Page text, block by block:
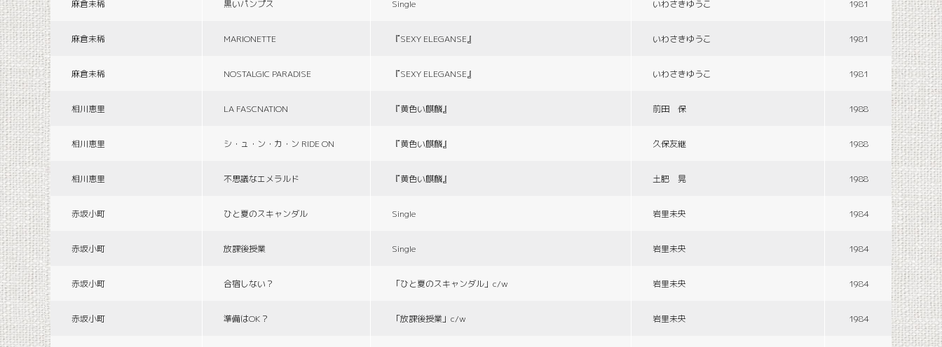
麻倉未稀 黒いパンプス Single いわさきゆうこ 1981
麻倉未稀 MARIONETTE 『SEXY ELEGANSE』 いわさきゆうこ 1981
麻倉未稀 NOSTALGIC PARADISE 『SEXY ELEGANSE』 いわさきゆうこ 1981
相川恵里 LA FASCNATION 『黄色い麒麟』 前田 保 1988
相川恵里 シ・ュ・ン・カ・ン RIDE ON 『黄色い麒麟』 久保友継 1988
相川恵里 不思議なエメラルド 『黄色い麒麟』 土肥 晃 1988
赤坂小町 ひと夏のスキャンダル Single 岩里未央 1984
赤坂小町 放課後授業 Single 岩里未央 1984
赤坂小町 合宿しない？ 「ひと夏のスキャンダル」c/w 岩里未央 1984
赤坂小町 準備はOK？ 「放課後授業」c/w 岩里未央 1984